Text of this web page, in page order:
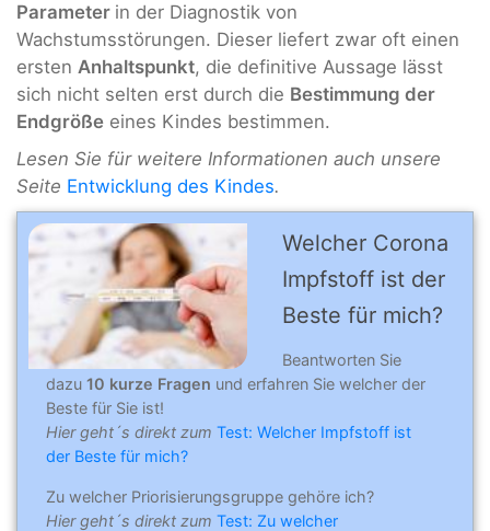
Parameter in der Diagnostik von
Wachstumsstörungen. Dieser liefert zwar oft einen
ersten Anhaltspunkt, die definitive Aussage lässt
sich nicht selten erst durch die Bestimmung der
Endgröße eines Kindes bestimmen.
Lesen Sie für weitere Informationen auch unsere
Seite Entwicklung des Kindes.
Welcher Corona
Impfstoff ist der
Beste für mich?
Beantworten Sie
dazu 10 kurze Fragen und erfahren Sie welcher der
Beste für Sie ist!
Hier geht´s direkt zum Test: Welcher Impfstoff ist
der Beste für mich?
Zu welcher Priorisierungsgruppe gehöre ich?
Hier geht´s direkt zum Test: Zu welcher